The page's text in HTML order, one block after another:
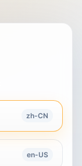
zh-CN
en-US